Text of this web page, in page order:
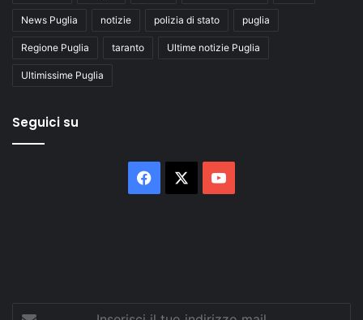
News Puglia notizie polizia di stato puglia
Regione Puglia taranto Ultime notizie Puglia
Ultimissime Puglia
Seguici su
Facebook
Inserisci